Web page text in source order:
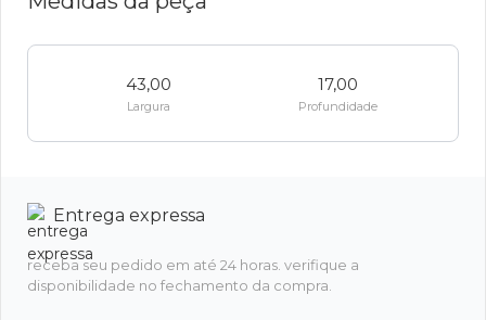
43,00
Largura
17,00
Profundidade
Entrega expressa
receba seu pedido em até 24 horas. verifique a
disponibilidade no fechamento da compra.